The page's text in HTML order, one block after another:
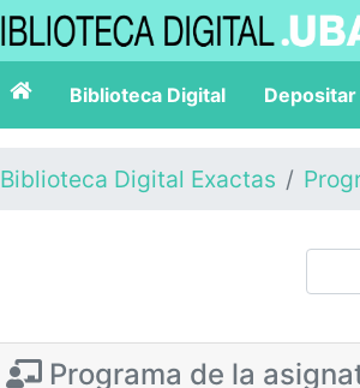
Biblioteca Digital Depositar
Biblioteca Digital Exactas
Programa de la